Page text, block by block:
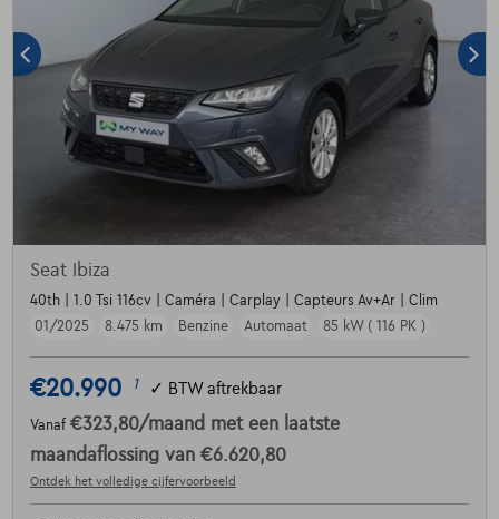
Seat Ibiza
40th | 1.0 Tsi 116cv | Caméra | Carplay | Capteurs Av+Ar | Clim
01/2025
8.475 km Benzine Automaat 85 kW ( 116 PK )
€20.990 1 ✓ BTW aftrekbaar
Vanaf €323,80/maand met een laatste
maandaflossing van €6.620,80
Ontdek het volledige cijfervoorbeeld